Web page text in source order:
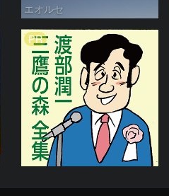
エオルセ
PR